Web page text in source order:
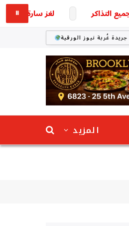
لغز سارة خليفة ⏸
غُربة نيوز الورقية
المزيد